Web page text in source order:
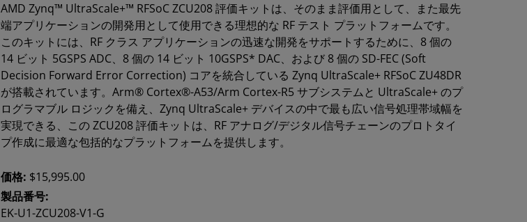
AMD Zynq™ UltraScale+™ RFSoC ZCU208 評価キットは、そのまま評価用として、また最先
端アプリケーションの開発用として使用できる理想的な RF テスト プラットフォームです。
このキットには、RF クラス アプリケーションの迅速な開発をサポートするために、8 個の
14 ビット 5GSPS ADC、8 個の 14 ビット 10GSPS* DAC、および 8 個の SD-FEC (Soft
Decision Forward Error Correction) コアを統合している Zynq UltraScale+ RFSoC ZU48DR
が搭載されています。Arm® Cortex®-A53/Arm Cortex-R5 サブシステムと UltraScale+ のプ
ログラマブル ロジックを備え、Zynq UltraScale+ デバイスの中で最も広い信号処理帯域幅を
実現できる、この ZCU208 評価キットは、RF アナログ/デジタル信号チェーンのプロトタイ
プ作成に最適な包括的なプラットフォームを提供します。
価格: $15,995.00
製品番号:
EK-U1-ZCU208-V1-G